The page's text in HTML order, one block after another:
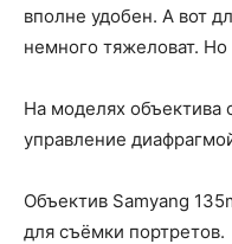
вполне удобен. А вот
немного тяжеловат.
На моделях объектива
управление
Объектив Samyang
для съёмки портретов.